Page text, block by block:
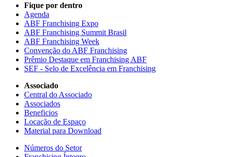
Fique por dentro
Agenda
ABF Franchising Expo
ABF Franchising Summit Brasil
ABF Franchising Week
Convenção do ABF Franchising
Prêmio Destaque em Franchising ABF
SEF - Selo de Excelência em Franchising
Associado
Central do Associado
Associados
Beneficios
Locação de Espaço
Material para Download
Números do Setor